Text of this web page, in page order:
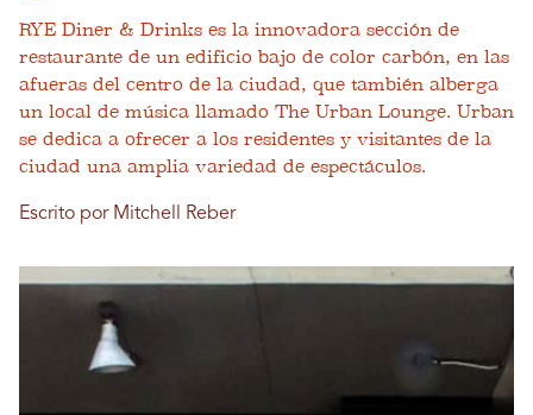
RYE Diner & Drinks es la innovadora sección de
restaurante de un edificio bajo de color carbón, en las
afueras del centro de la ciudad, que también alberga
un local de música llamado The Urban Lounge. Urban
se dedica a ofrecer a los residentes y visitantes de la
ciudad una amplia variedad de espectáculos.
Escrito por Mitchell Reber